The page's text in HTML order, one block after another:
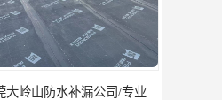
东莞大岭山防水补漏公司/专业厂房屋面防水补漏